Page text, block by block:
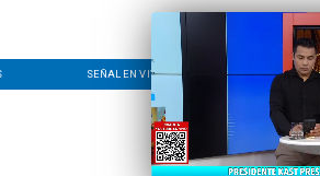
SEÑAL EN VIVO CONTACTO